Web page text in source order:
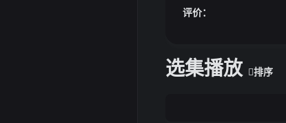
评价：
选集播放 排序